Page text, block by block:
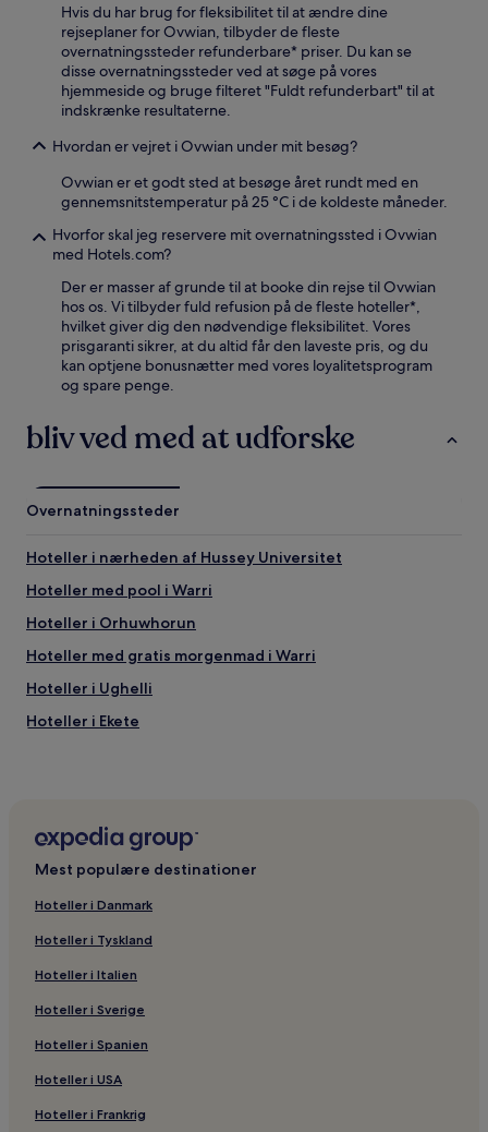
Hvis du har brug for fleksibilitet til at ændre dine
rejseplaner for Ovwian, tilbyder de fleste
overnatningssteder refunderbare* priser. Du kan se
disse overnatningssteder ved at søge på vores
hjemmeside og bruge filteret "Fuldt refunderbart" til at
indskrænke resultaterne.
Hvordan er vejret i Ovwian under mit besøg?
Ovwian er et godt sted at besøge året rundt med en
gennemsnitstemperatur på 25 °C i de koldeste måneder.
Hvorfor skal jeg reservere mit overnatningssted i Ovwian
med Hotels.com?
Der er masser af grunde til at booke din rejse til Ovwian
hos os. Vi tilbyder fuld refusion på de fleste hoteller*,
hvilket giver dig den nødvendige fleksibilitet. Vores
prisgaranti sikrer, at du altid får den laveste pris, og du
kan optjene bonusnætter med vores loyalitetsprogram
og spare penge.
bliv ved med at udforske
Overnatningssteder
Hoteller i nærheden af Hussey Universitet
Hoteller med pool i Warri
Hoteller i Orhuwhorun
Hoteller med gratis morgenmad i Warri
Hoteller i Ughelli
Hoteller i Ekete
Hoteller i Bomadi
Hoteller i nærheden af Warri
Hoteller i Warri
Hoteller i Abraka
Hoteller i Odi
Hoteller i Eku
Hoteller i Effurun
Mest populære destinationer
Hoteller i Danmark
Hoteller i Tyskland
Hoteller i Italien
Hoteller i Sverige
Hoteller i Spanien
Hoteller i USA
Hoteller i Frankrig